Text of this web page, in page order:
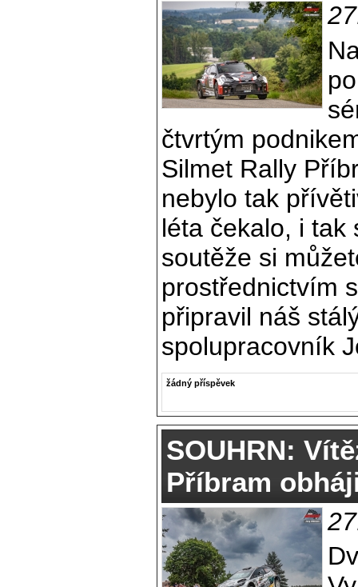
čtvrtým
Silmet Rally
nebylo tak
léta čekalo, i tak
soutěže si
prostřednictvím
připravil náš
spolupracovník
žádný příspěvek
SOUHRN:
Příbram